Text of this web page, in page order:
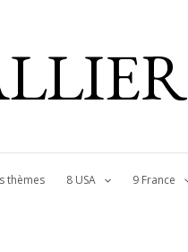
thèmes 8 USA 9 France